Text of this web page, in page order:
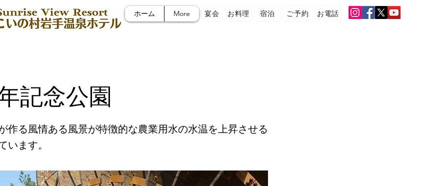
ホーム More 宴会 お料理 宿泊 ご予約 お電話
記念公園
作る風情ある風景が特徴的な農業用水の水温を上昇させる
います。